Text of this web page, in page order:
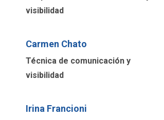
visibilidad
Carmen Chato
Técnica de comunicación y
visibilidad
Irina Francioni